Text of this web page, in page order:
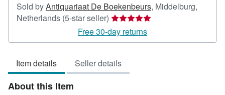
Sold byAntiquariaat De Boekenbeurs, Middelburg,
Netherlands (5-star seller) Seller
rating
5
of
5
Free 30-day returns
Item details Seller details
About this Item